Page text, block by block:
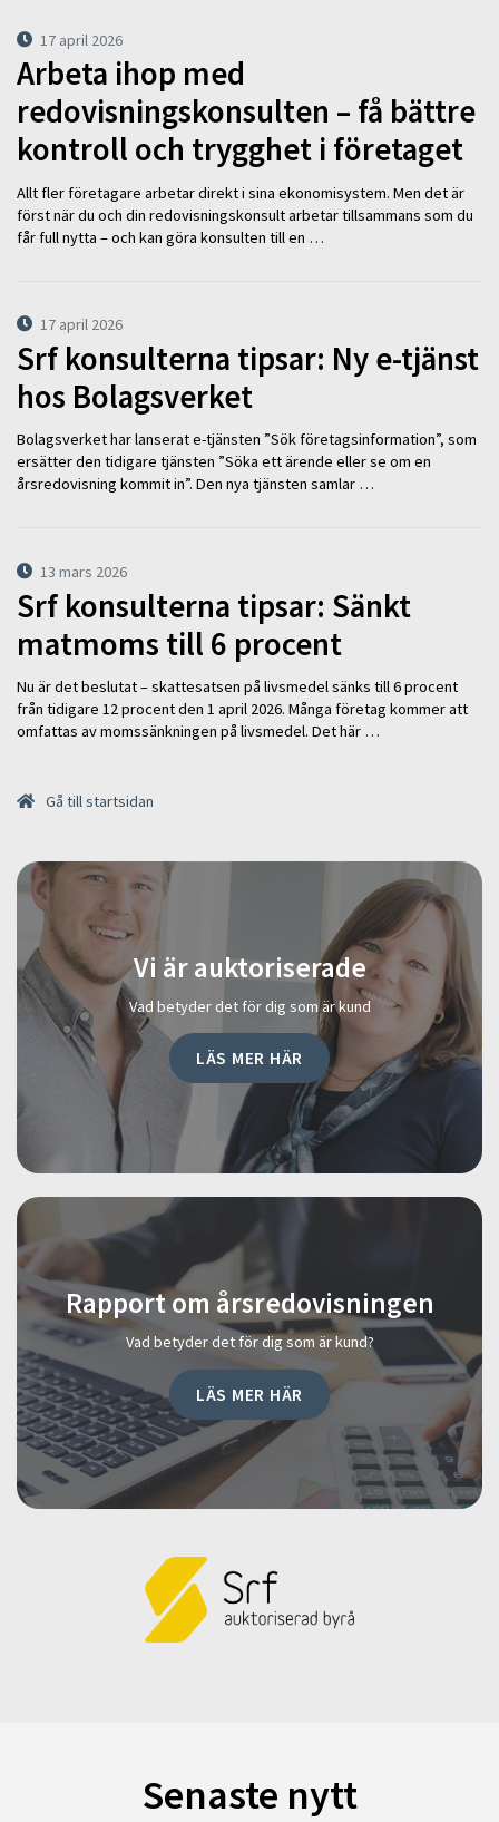
17 april 2026
Arbeta ihop med
redovisningskonsulten – få bättre
kontroll och trygghet i företaget
Allt fler företagare arbetar direkt i sina ekonomisystem. Men det är
först när du och din redovisningskonsult arbetar tillsammans som du
får full nytta – och kan göra konsulten till en …
17 april 2026
Srf konsulterna tipsar: Ny e-tjänst
hos Bolagsverket
Bolagsverket har lanserat e-tjänsten ”Sök företagsinformation”, som
ersätter den tidigare tjänsten ”Söka ett ärende eller se om en
årsredovisning kommit in”. Den nya tjänsten samlar …
13 mars 2026
Srf konsulterna tipsar: Sänkt
matmoms till 6 procent
Nu är det beslutat – skattesatsen på livsmedel sänks till 6 procent
från tidigare 12 procent den 1 april 2026. Många företag kommer att
omfattas av momssänkningen på livsmedel. Det här …
Gå till startsidan
Vi är auktoriserade
Vad betyder det för dig som är kund
LÄS MER HÄR
Rapport om årsredovisningen
Vad betyder det för dig som är kund?
LÄS MER HÄR
Senaste nytt